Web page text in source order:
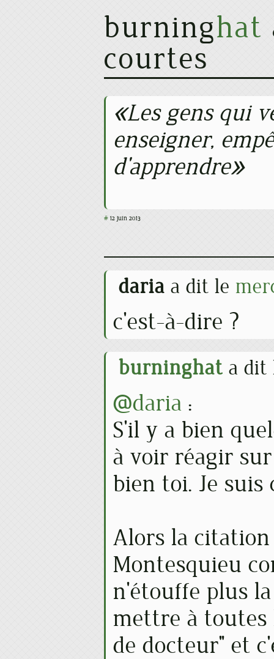
burninghat
courtes
Les gens qui
enseigner,
d'apprendre
# 12 juin 2013
daria a dit le
c'est-à-dire ?
burninghat a
@daria :
S'il y a bien
à voir réagir
bien toi. Je suis
Alors la
Montesquieu
n'étouffe plus
mettre à toutes
de docteur" et